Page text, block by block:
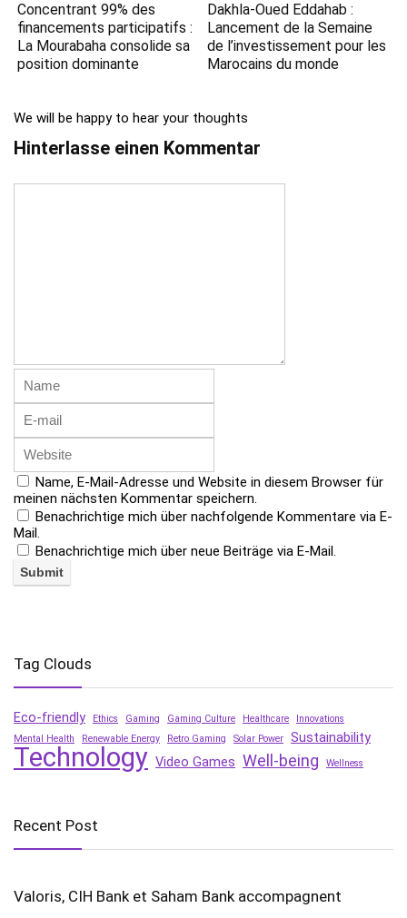
Concentrant 99% des
financements participatifs :
La Mourabaha consolide sa
position dominante
Dakhla-Oued Eddahab :
Lancement de la Semaine
de l’investissement pour les
Marocains du monde
We will be happy to hear your thoughts
Hinterlasse einen Kommentar
Name, E-Mail-Adresse und Website in diesem Browser für
meinen nächsten Kommentar speichern.
Benachrichtige mich über nachfolgende Kommentare via E-
Mail.
Benachrichtige mich über neue Beiträge via E-Mail.
Tag Clouds
Eco-friendly Ethics Gaming Gaming Culture Healthcare
Innovations
Mental Health
Renewable Energy Retro Gaming Solar Power Sustainability
Technology Video Games Well-being Wellness
Recent Post
Valoris, CIH Bank et Saham Bank accompagnent